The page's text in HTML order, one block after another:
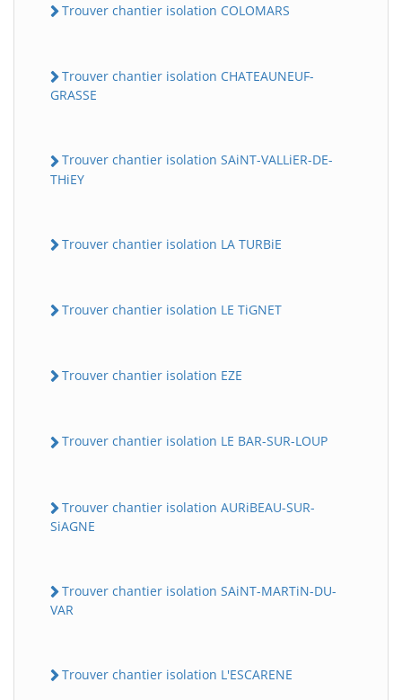
Trouver chantier isolation COLOMARS
Trouver chantier isolation CHATEAUNEUF-
GRASSE
Trouver chantier isolation SAiNT-VALLiER-DE-
THiEY
Trouver chantier isolation LA TURBiE
Trouver chantier isolation LE TiGNET
Trouver chantier isolation EZE
Trouver chantier isolation LE BAR-SUR-LOUP
Trouver chantier isolation AURiBEAU-SUR-
SiAGNE
Trouver chantier isolation SAiNT-MARTiN-DU-
VAR
Trouver chantier isolation L'ESCARENE